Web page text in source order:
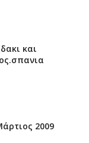
και
2009